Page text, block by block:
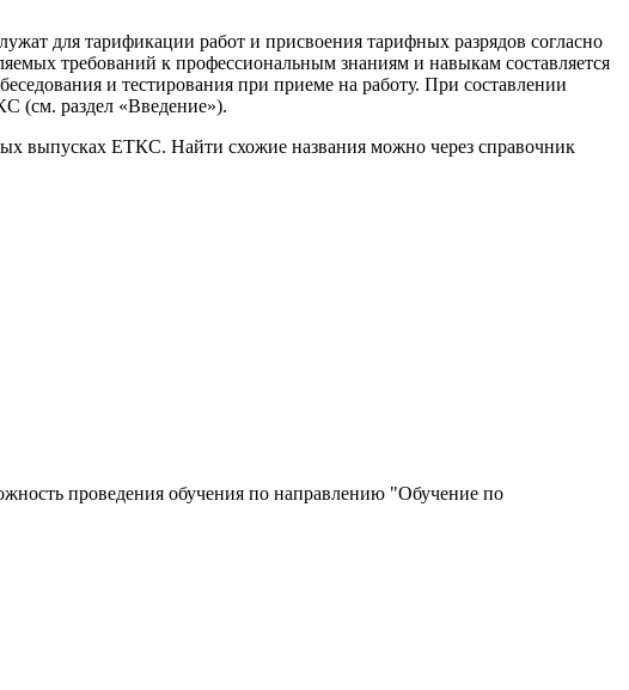
для тарификации работ и присвоения тарифных разрядов согласно
требований к профессиональным знаниям и навыкам составляется
и тестирования при приеме на работу. При составлении
(см. раздел «Введение»).
выпусках ЕТКС. Найти схожие названия можно через справочник
проведения обучения по направлению "Обучение по